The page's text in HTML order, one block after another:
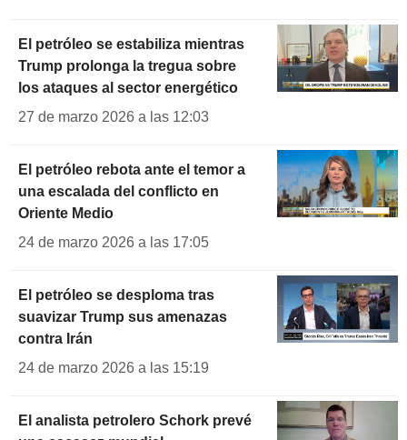
El petróleo se estabiliza mientras
Trump prolonga la tregua sobre
los ataques al sector energético
27 de marzo 2026 a las 12:03
El petróleo rebota ante el temor a
una escalada del conflicto en
Oriente Medio
24 de marzo 2026 a las 17:05
El petróleo se desploma tras
suavizar Trump sus amenazas
contra Irán
24 de marzo 2026 a las 15:19
El analista petrolero Schork prevé